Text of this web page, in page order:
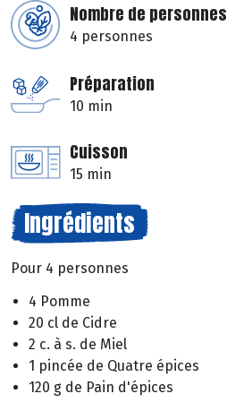
Nombre de personnes
4 personnes
Préparation
10 min
Cuisson
15 min
Ingrédients
Pour 4 personnes
4 Pomme
20 cl de Cidre
2 c. à s. de Miel
1 pincée de Quatre épices
120 g de Pain d'épices